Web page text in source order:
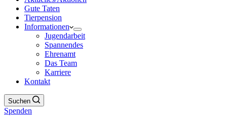
Gute Taten
Tierpension
Informationen
Jugendarbeit
Spannendes
Ehrenamt
Das Team
Karriere
Kontakt
Suchen
Spenden